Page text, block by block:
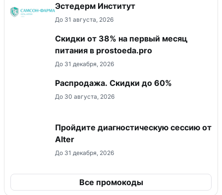
Эстедерм Институт
До 31 августа, 2026
​Скидки от 38% на первый месяц
питания в prostoeda.pro
До 31 декабря, 2026
Распродажа. Скидки до 60%
До 30 августа, 2026
Пройдите диагностическую сессию от
Alter
До 31 декабря, 2026
Все промокоды